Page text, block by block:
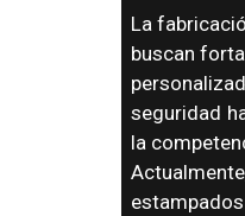
La
buscan
seguridad
la